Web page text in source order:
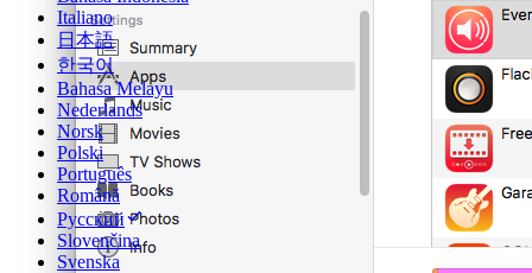
Italiano
日本語
한국어
Bahasa Melayu
Nederlands
Norsk
Polski
Português
Română
Русский
Slovenčina
Svenska